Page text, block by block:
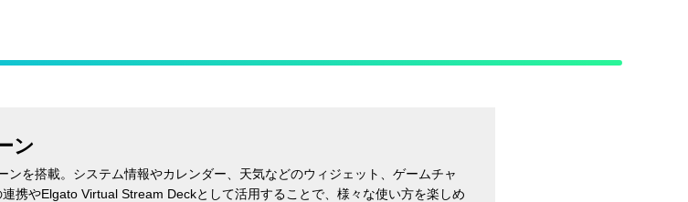
ン
を搭載。システム情報やカレンダー、天気などのウィジェット、ゲームチャ
携やElgato Virtual Stream Deckとして活用することで、様々な使い方を楽しめ